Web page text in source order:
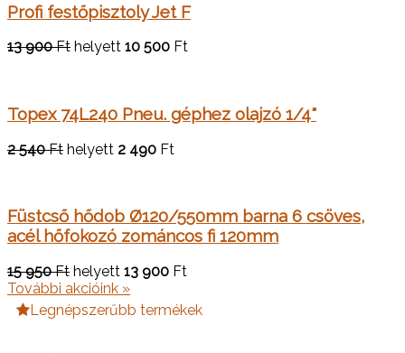
Profi festőpisztoly Jet F
13 900 Ft helyett 10 500 Ft
Topex 74L240 Pneu. géphez olajzó 1/4"
2 540 Ft helyett 2 490 Ft
Füstcső hődob Ø120/550mm barna 6 csöves,
acél hőfokozó zománcos fi 120mm
15 950 Ft helyett 13 900 Ft
További akcióink »
Legnépszerűbb termékek